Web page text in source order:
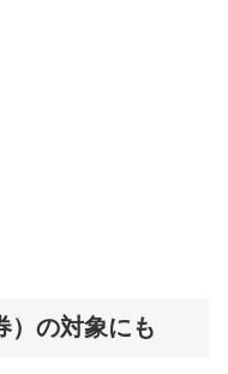
）の対象にも